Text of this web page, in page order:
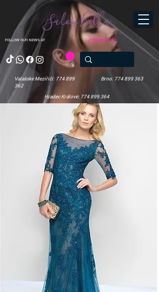
FOLLOW OUR NEWS AT
Salon Bella
Valašské Meziříčí: 774 899
362
Brno: 774 899 363
Hradec Králové: 774 899 364
Přihlásit se